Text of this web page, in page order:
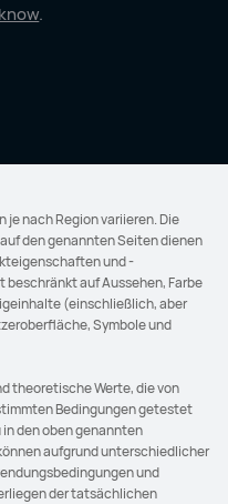
je nach Region variieren. Die
den genannten Seiten dienen
und -
auf Aussehen, Farbe
(einschließlich, aber
Symbole und
theoretische Werte, die von
Bedingungen getestet
den oben genannten
aufgrund unterschiedlicher
und
der tatsächlichen